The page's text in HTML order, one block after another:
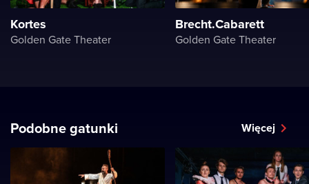
Kortes
Golden Gate Theater
Brecht.Cabarett
Golden Gate Theater
Podobne gatunki Więcej